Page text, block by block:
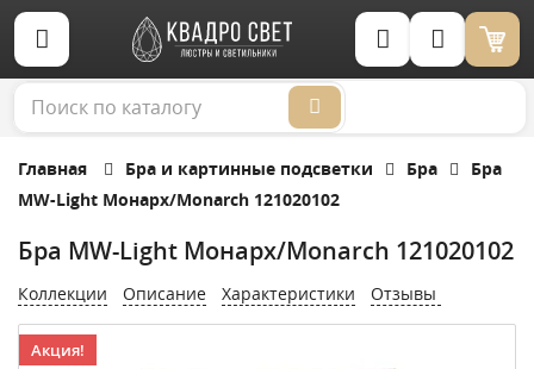
Корзина (0)
Главная Бра и картинные подсветки Бра
Бра
MW-Light Монарх/Monarch 121020102
Бра MW-Light Монарх/Monarch 121020102
Коллекции Описание Характеристики Отзывы
Акция!